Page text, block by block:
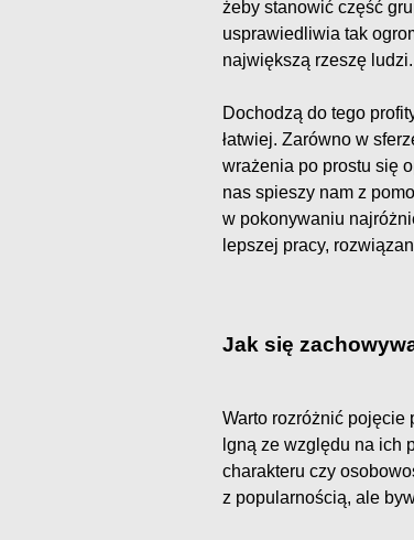
żeby stanowić część
usprawiedliwia tak
największą rzeszę ludzi.
Dochodzą do tego
łatwiej. Zarówno w
wrażenia po prostu się
nas spieszy nam z
w pokonywaniu
lepszej pracy,
Jak się
Warto rozróżnić pojęcie
lgną ze względu na ich
charakteru czy
z popularnością, ale